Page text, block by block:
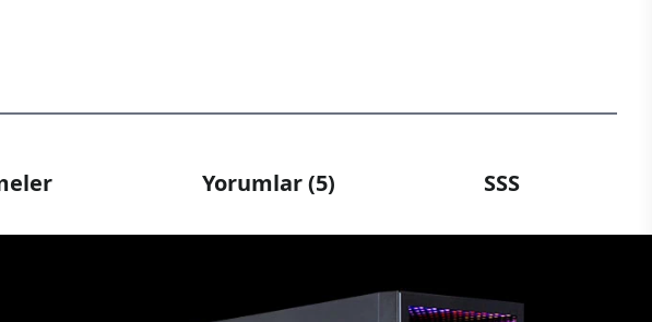
Yorumlar (5) SSS